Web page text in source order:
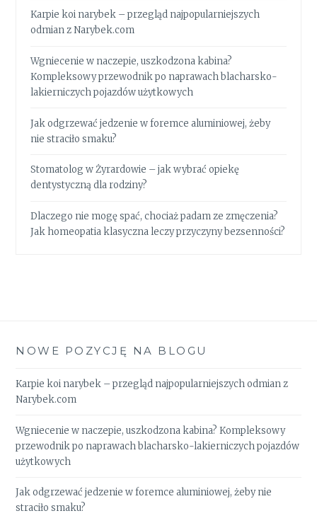
Karpie koi narybek – przegląd najpopularniejszych
odmian z Narybek.com
Wgniecenie w naczepie, uszkodzona kabina?
Kompleksowy przewodnik po naprawach blacharsko-
lakierniczych pojazdów użytkowych
Jak odgrzewać jedzenie w foremce aluminiowej, żeby
nie straciło smaku?
Stomatolog w Żyrardowie – jak wybrać opiekę
dentystyczną dla rodziny?
Dlaczego nie mogę spać, chociaż padam ze zmęczenia?
Jak homeopatia klasyczna leczy przyczyny bezsenności?
NOWE POZYCJĘ NA BLOGU
Karpie koi narybek – przegląd najpopularniejszych odmian z
Narybek.com
Wgniecenie w naczepie, uszkodzona kabina? Kompleksowy
przewodnik po naprawach blacharsko-lakierniczych pojazdów
użytkowych
Jak odgrzewać jedzenie w foremce aluminiowej, żeby nie
straciło smaku?